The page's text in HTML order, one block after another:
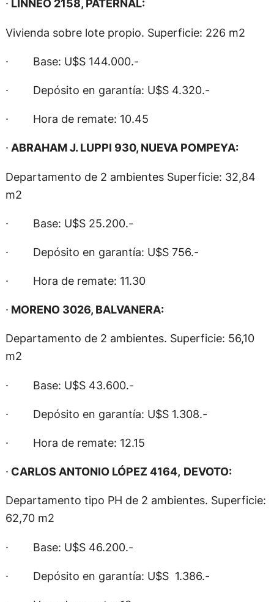
· LINNEO 2158, PATERNAL:
Vivienda sobre lote propio. Superficie: 226 m2
· Base: U$S 144.000.-
· Depósito en garantía: U$S 4.320.-
· Hora de remate: 10.45
· ABRAHAM J. LUPPI 930, NUEVA POMPEYA:
Departamento de 2 ambientes Superficie: 32,84
m2
· Base: U$S 25.200.-
· Depósito en garantía: U$S 756.-
· Hora de remate: 11.30
· MORENO 3026, BALVANERA:
Departamento de 2 ambientes. Superficie: 56,10
m2
· Base: U$S 43.600.-
· Depósito en garantía: U$S 1.308.-
· Hora de remate: 12.15
· CARLOS ANTONIO LÓPEZ 4164, DEVOTO:
Departamento tipo PH de 2 ambientes. Superficie:
62,70 m2
· Base: U$S 46.200.-
· Depósito en garantía: U$S 1.386.-